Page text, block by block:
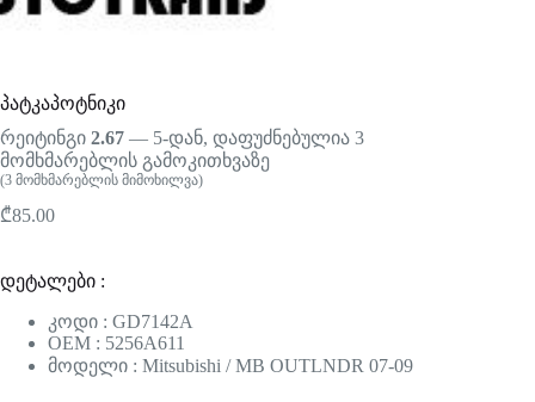
პატკაპოტნიკი
რეიტინგი 2.67 — 5-დან, დაფუძნებულია 3
მომხმარებლის გამოკითხვაზე
(3 მომხმარებლის მიმოხილვა)
₾85.00
დეტალები :
კოდი : GD7142A
OEM : 5256A611
მოდელი : Mitsubishi / MB OUTLNDR 07-09